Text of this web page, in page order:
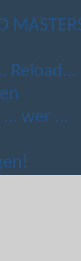
Reload...
wer ...